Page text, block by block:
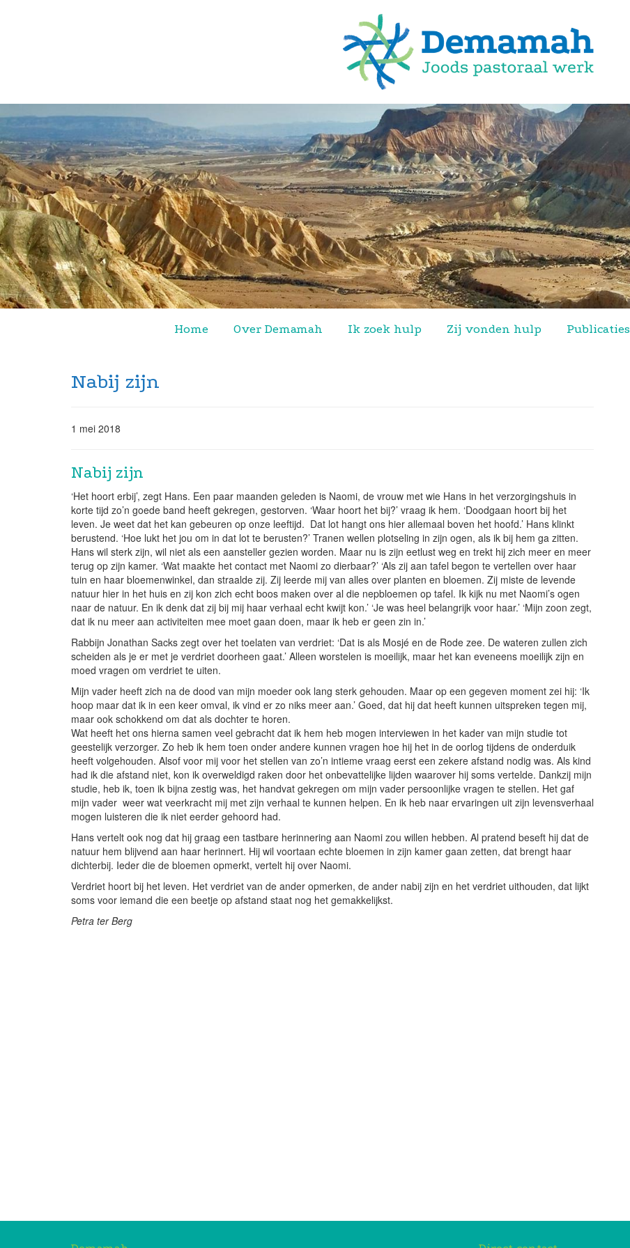
Home Over Demamah Ik zoek hulp Zij vonden hulp Publicaties
Nabij zijn
1 mei 2018
Nabij zijn
‘Het hoort erbij’, zegt Hans. Een paar maanden geleden is Naomi, de vrouw met wie Hans in het verzorgingshuis in
korte tijd zo’n goede band heeft gekregen, gestorven. ‘Waar hoort het bij?’ vraag ik hem. ‘Doodgaan hoort bij het
leven. Je weet dat het kan gebeuren op onze leeftijd. Dat lot hangt ons hier allemaal boven het hoofd.’ Hans klinkt
berustend. ‘Hoe lukt het jou om in dat lot te berusten?’ Tranen wellen plotseling in zijn ogen, als ik bij hem ga zitten.
Hans wil sterk zijn, wil niet als een aansteller gezien worden. Maar nu is zijn eetlust weg en trekt hij zich meer en meer
terug op zijn kamer. ‘Wat maakte het contact met Naomi zo dierbaar?’ ‘Als zij aan tafel begon te vertellen over haar
tuin en haar bloemenwinkel, dan straalde zij. Zij leerde mij van alles over planten en bloemen. Zij miste de levende
natuur hier in het huis en zij kon zich echt boos maken over al die nepbloemen op tafel. Ik kijk nu met Naomi’s ogen
naar de natuur. En ik denk dat zij bij mij haar verhaal echt kwijt kon.’ ‘Je was heel belangrijk voor haar.’ ‘Mijn zoon zegt,
dat ik nu meer aan activiteiten mee moet gaan doen, maar ik heb er geen zin in.’
Rabbijn Jonathan Sacks zegt over het toelaten van verdriet: ‘Dat is als Mosjé en de Rode zee. De wateren zullen zich
scheiden als je er met je verdriet doorheen gaat.’ Alleen worstelen is moeilijk, maar het kan eveneens moeilijk zijn en
moed vragen om verdriet te uiten.
Mijn vader heeft zich na de dood van mijn moeder ook lang sterk gehouden. Maar op een gegeven moment zei hij: ‘Ik
hoop maar dat ik in een keer omval, ik vind er zo niks meer aan.’ Goed, dat hij dat heeft kunnen uitspreken tegen mij,
maar ook schokkend om dat als dochter te horen.
Wat heeft het ons hierna samen veel gebracht dat ik hem heb mogen interviewen in het kader van mijn studie tot
geestelijk verzorger. Zo heb ik hem toen onder andere kunnen vragen hoe hij het in de oorlog tijdens de onderduik
heeft volgehouden. Alsof voor mij voor het stellen van zo’n intieme vraag eerst een zekere afstand nodig was. Als kind
had ik die afstand niet, kon ik overweldigd raken door het onbevattelijke lijden waarover hij soms vertelde. Dankzij mijn
studie, heb ik, toen ik bijna zestig was, het handvat gekregen om mijn vader persoonlijke vragen te stellen. Het gaf
mijn vader weer wat veerkracht mij met zijn verhaal te kunnen helpen. En ik heb naar ervaringen uit zijn levensverhaal
mogen luisteren die ik niet eerder gehoord had.
Hans vertelt ook nog dat hij graag een tastbare herinnering aan Naomi zou willen hebben. Al pratend beseft hij dat de
natuur hem blijvend aan haar herinnert. Hij wil voortaan echte bloemen in zijn kamer gaan zetten, dat brengt haar
dichterbij. Ieder die de bloemen opmerkt, vertelt hij over Naomi.
Verdriet hoort bij het leven. Het verdriet van de ander opmerken, de ander nabij zijn en het verdriet uithouden, dat lijkt
soms voor iemand die een beetje op afstand staat nog het gemakkelijkst.
Petra ter Berg